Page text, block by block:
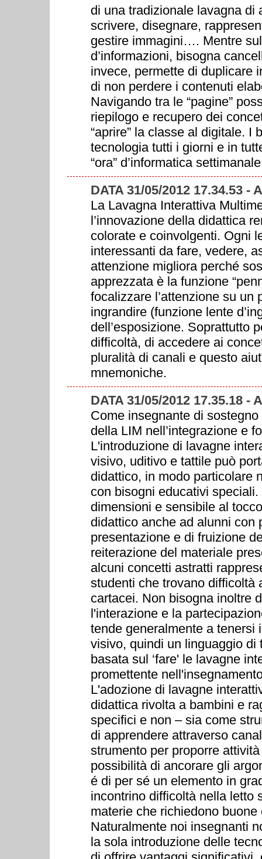
di una tradizionale lavagna
scrivere, disegnare,
gestire immagini…. Mentre
d’informazioni, bisogna
invece, permette di duplicare
di non perdere i contenuti
Navigando tra le “pagine”
riepilogo e recupero dei
“aprire” la classe al digitale. I
tecnologia tutti i giorni e in
“ora” d’informatica
DATA 31/05/2012 17.34.53 -
La Lavagna Interattiva
l’innovazione della didattica
colorate e coinvolgenti. Ogni
interessanti da fare, vedere,
attenzione migliora perché
apprezzata è la funzione
focalizzare l’attenzione su
ingrandire (funzione lente
dell’esposizione. Soprattutto
difficoltà, di accedere ai
pluralità di canali e questo
mnemoniche.
DATA 31/05/2012 17.35.18 -
Come insegnante di
della LIM nell’integrazione e
L'introduzione di lavagne
visivo, uditivo e tattile può
didattico, in modo particolare
con bisogni educativi
dimensioni e sensibile al
didattico anche ad alunni con
presentazione e di fruizione
reiterazione del materiale
alcuni concetti astratti
studenti che trovano difficoltà
cartacei. Non bisogna inoltre
l'interazione e la
tende generalmente a tenersi
visivo, quindi un linguaggio
basata sul ‘fare' le lavagne
promettente
L'adozione di lavagne
didattica rivolta a bambini e
specifici e non – sia come
di apprendere attraverso
strumento per proporre
possibilità di ancorare gli
é di per sé un elemento in
incontrino difficoltà nella letto
materie che richiedono
Naturalmente noi insegnanti
la sola introduzione delle